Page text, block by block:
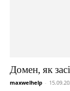
Домен, як
maxwelhelp -